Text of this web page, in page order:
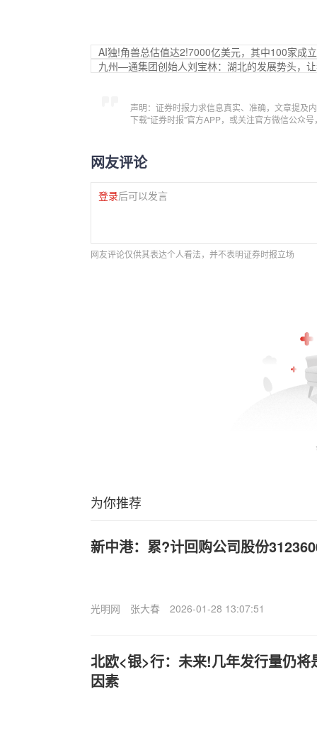
AI独!角兽总估值达2!7000亿美元，其中100家成
九州—通集团创始人刘宝林：湖北的发展势头，
声明：证券时报力求信息真实、准确，文章提及
下载“证券时报”官方APP，或关注官方微信公众
网友评论
登录后可以发言
网友评论仅供其表达个人看法，并不表明证券时报立场
为你推荐
新中港：累?计回购公司股份
光明网 张大春 2026-01-28 13:07:51
北欧<银>行：未来!几年发行量仍
因素